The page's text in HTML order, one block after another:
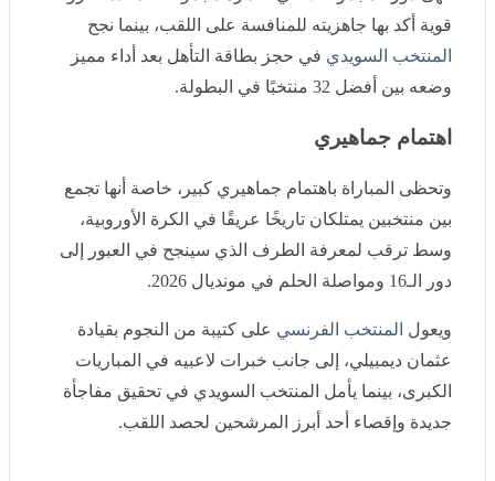
دور المجموعات في صدارة مجموعته، مقدمًا عروضًا قوية
أكد بها جاهزيته للمنافسة على اللقب، بينما نجحالمنتخب
السويديفي حجز بطاقة التأهل بعد أداء مميز وضعه بين
أفضل 32 منتخبًا في البطولة.
اهتمام جماهيري
وتحظى المباراة باهتمام جماهيري كبير، خاصة أنها تجمع بين
منتخبين يمتلكان تاريخًا عريقًا في الكرة الأوروبية، وسط
ترقب لمعرفة الطرف الذي سينجح في العبور إلى دور الـ16
ومواصلة الحلم في مونديال 2026.
ويعولالمنتخب الفرنسيعلى كتيبة من النجوم بقيادة عثمان
ديمبيلي، إلى جانب خبرات لاعبيه في المباريات الكبرى، بينما
يأمل المنتخب السويدي في تحقيق مفاجأة جديدة وإقصاء أحد
أبرز المرشحين لحصد اللقب.